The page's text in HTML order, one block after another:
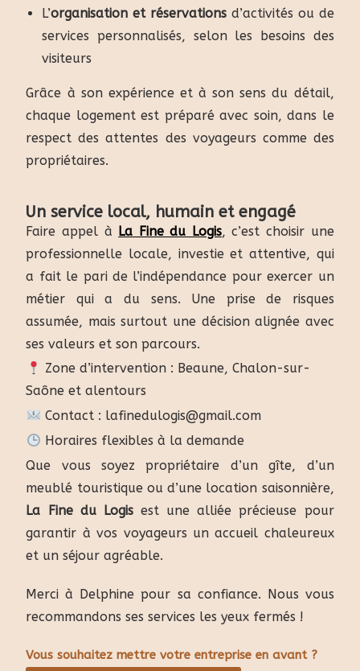
L’organisation et réservations d’activités ou de
services personnalisés, selon les besoins des
visiteurs
Grâce à son expérience et à son sens du détail,
chaque logement est préparé avec soin, dans le
respect des attentes des voyageurs comme des
propriétaires.
Un service local, humain et engagé
Faire appel à La Fine du Logis, c’est choisir une
professionnelle locale, investie et attentive, qui
a fait le pari de l’indépendance pour exercer un
métier qui a du sens. Une prise de risques
assumée, mais surtout une décision alignée avec
ses valeurs et son parcours.
Zone d’intervention : Beaune, Chalon-sur-
Saône et alentours
Contact : lafinedulogis@gmail.com
Horaires flexibles à la demande
Que vous soyez propriétaire d’un gîte, d’un
meublé touristique ou d’une location saisonnière,
La Fine du Logisest une alliée précieuse pour
garantir à vos voyageurs un accueil chaleureux
et un séjour agréable.
Merci à Delphine pour sa confiance. Nous vous
recommandons ses services les yeux fermés !
Vous souhaitez mettre votre entreprise en avant ?